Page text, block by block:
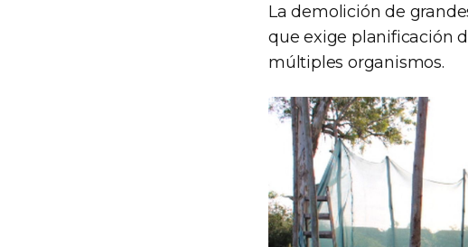
La demolición de
que exige planificación
múltiples organismos.